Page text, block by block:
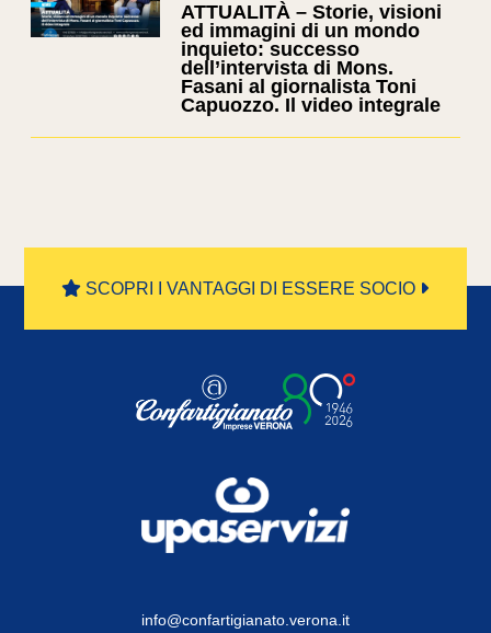
ATTUALITÀ – Storie, visioni
ed immagini di un mondo
inquieto: successo
dell’intervista di Mons.
Fasani al giornalista Toni
Capuozzo. Il video integrale
SCOPRI I VANTAGGI DI ESSERE SOCIO
info@confartigianato.verona.it